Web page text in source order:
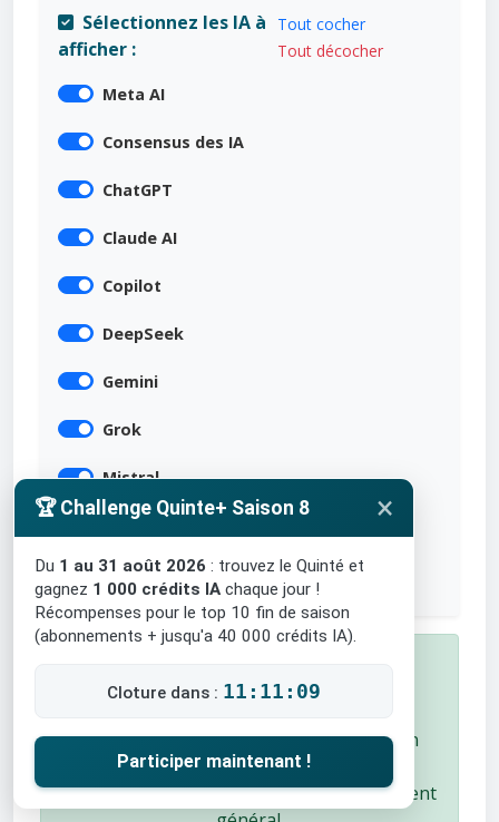
Sélectionnez les IA à
afficher :
Tout cocher
Tout décocher
Meta AI
Consensus des IA
ChatGPT
Claude AI
Copilot
DeepSeek
Gemini
Grok
Mistral
Perplexity
Qwen AI
Arrivée : 3 - 13 - 12 - 5 - 15
Les chevaux à l'arrivée sont surlignés en
vert
Consultez les scores du jour et le classement
🏆 Challenge Quinte+ Saison 8 ×
Du 1 au 31 août 2026 : trouvez le Quinté et
gagnez 1 000 crédits IA chaque jour !
Récompenses pour le top 10 fin de saison
(abonnements + jusqu'a 40 000 crédits IA).
Cloture dans : 11:11:08
Participer maintenant !